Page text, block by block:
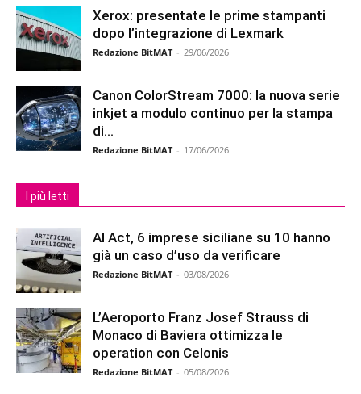
Xerox: presentate le prime stampanti
dopo l’integrazione di Lexmark
Redazione BitMAT - 29/06/2026
Canon ColorStream 7000: la nuova serie
inkjet a modulo continuo per la stampa
di...
Redazione BitMAT - 17/06/2026
I più letti
AI Act, 6 imprese siciliane su 10 hanno
già un caso d’uso da verificare
Redazione BitMAT - 03/08/2026
L’Aeroporto Franz Josef Strauss di
Monaco di Baviera ottimizza le
operation con Celonis
Redazione BitMAT - 05/08/2026